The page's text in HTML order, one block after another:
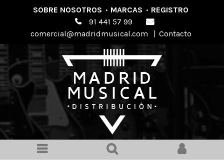
SOBRE NOSOTROS · MARCAS · REGISTRO
91 441 57 99
comercial@madridmusical.com
| Contacto